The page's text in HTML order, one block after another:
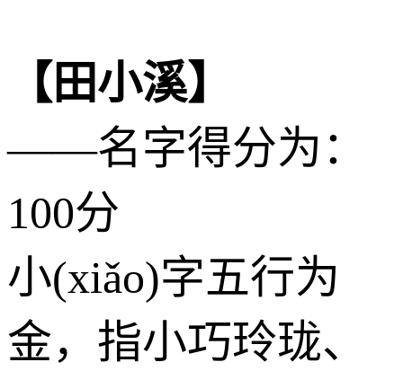
【田小溪】
——名字得分为：
100分
小(xiǎo)字五行为
金，指小巧玲珑、